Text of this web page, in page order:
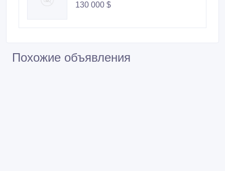
130 000 $
Похожие объявления